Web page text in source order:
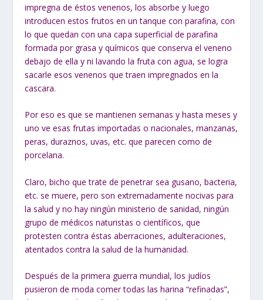
impregna de éstos venenos, los absorbe y luego
introducen estos frutos en un tanque con parafina, con
lo que quedan con una capa superficial de parafina
formada por grasa y químicos que conserva el veneno
debajo de ella y ni lavando la fruta con agua, se logra
sacarle esos venenos que traen impregnados en la
cascara.
Por eso es que se mantienen semanas y hasta meses y
uno ve esas frutas importadas o nacionales, manzanas,
peras, duraznos, uvas, etc. que parecen como de
porcelana.
Claro, bicho que trate de penetrar sea gusano, bacteria,
etc. se muere, pero son extremadamente nocivas para
la salud y no hay ningún ministerio de sanidad, ningún
grupo de médicos naturistas o científicos, que
protesten contra éstas aberraciones, adulteraciones,
atentados contra la salud de la humanidad.
Después de la primera guerra mundial, los judíos
pusieron de moda comer todas las harina “refinadas”,